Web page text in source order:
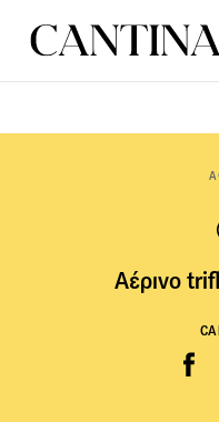
Αέρινο